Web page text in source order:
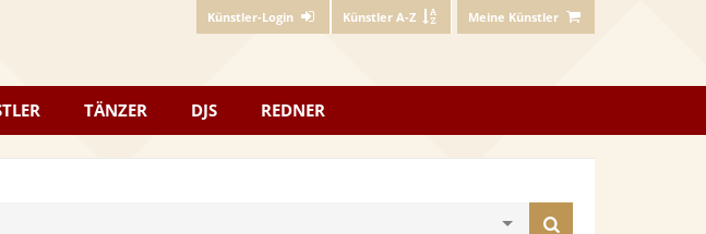
Künstler-Login Künstler A-Z Meine Künstler
TÄNZER DJS REDNER